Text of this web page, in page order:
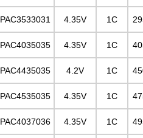
PAC3533031 4.35V 1C
PAC4035035 4.35V 1C
PAC4435035 4.2V 1C
PAC4535035 4.35V 1C
PAC4037036 4.35V 1C